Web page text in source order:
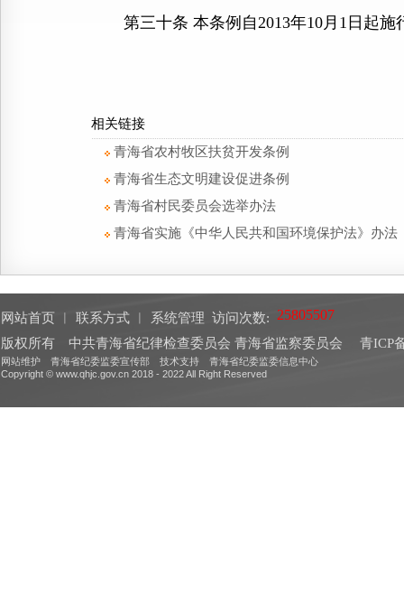
第三十条 本条例自2013年10月1日起施
相关链接
青海省农村牧区扶贫开发条例
青海省生态文明建设促进条例
青海省村民委员会选举办法
青海省实施《中华人民共和国环境保护法》办法
网站首页 联系方式 系统管理 访问次数:
版权所有 中共青海省纪律检查委员会 青海省监察委员会
青ICP
网站维护 青海省纪委监委宣传部 技术支持 青海省纪委监委信息中心
Copyright © www.qhjc.gov.cn 2018 - 2022 All Right Reserved